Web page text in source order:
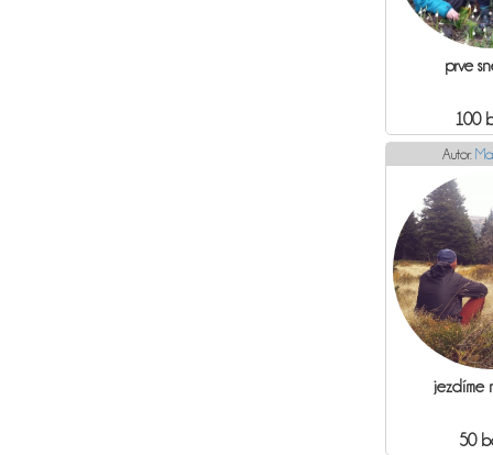
prve
100
Autor:
jezdíme
50